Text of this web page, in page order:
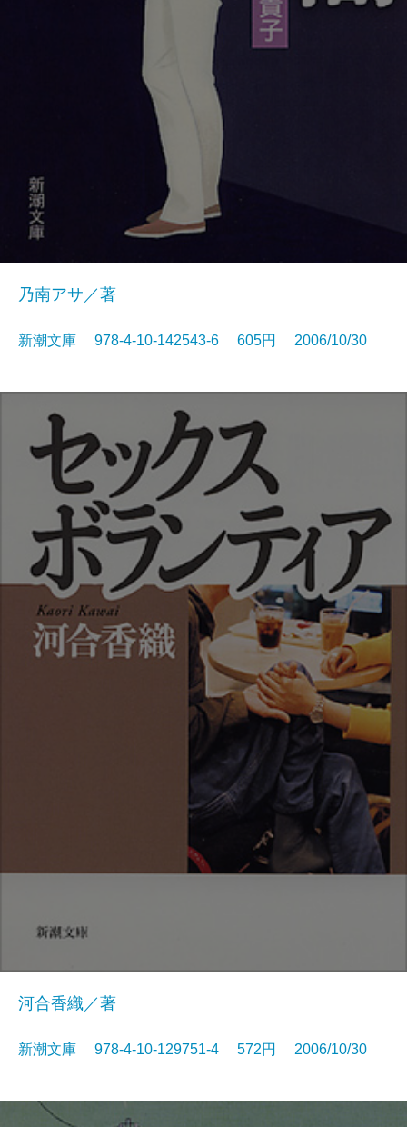
乃南アサ／著
新潮文庫 978-4-10-142543-6 605円 2006/10/30
河合香織／著
新潮文庫 978-4-10-129751-4 572円 2006/10/30